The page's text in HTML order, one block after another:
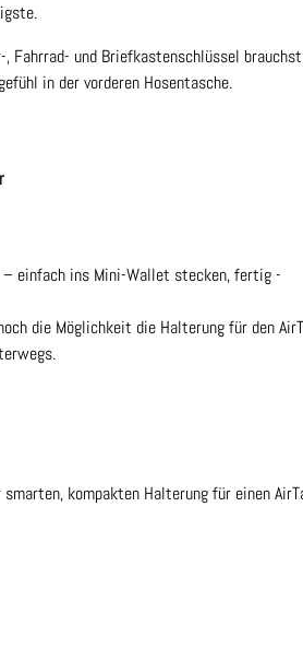
, Fahrrad- und Briefkastenschlüssel
in der vorderen Hosentasche.
einfach ins Mini-Wallet stecken, fertig -
die Möglichkeit die Halterung für den
kompakten Halterung für einen